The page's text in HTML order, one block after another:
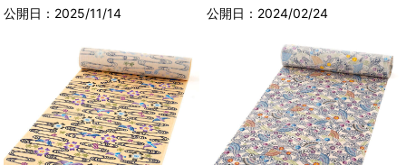
公開日：2025/11/14 公開日：2024/02/24